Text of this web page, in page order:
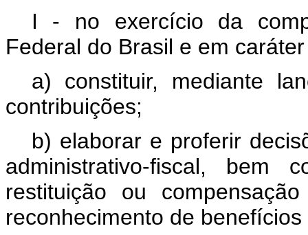
I - no exercício da
Federal do Brasil e em
a) constituir, mediante
contribuições;
b) elaborar e proferir
administrativo-fiscal, bem
restituição ou
reconhecimento de benefícios